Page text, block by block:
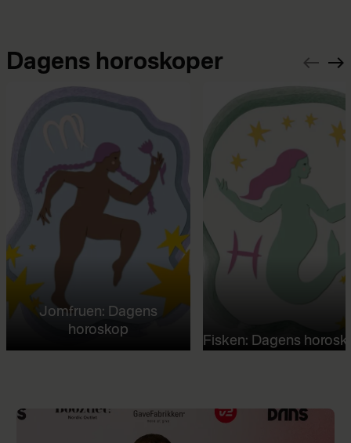
Dagens horoskoper
Jomfruen: Dagens
horoskop
Fisken: Dagens